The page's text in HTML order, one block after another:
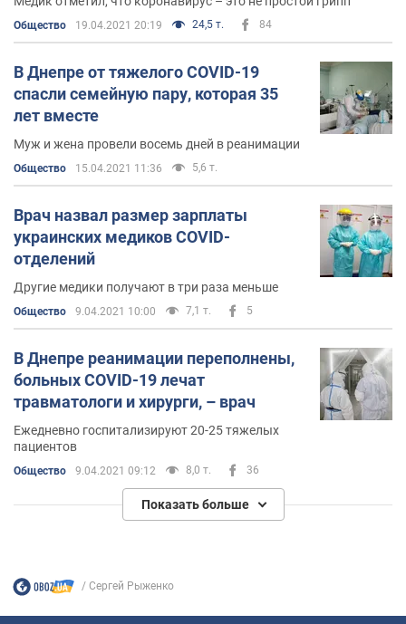
Общество 19.04.2021 20:19 24,5 т. 84
В Днепре от тяжелого СOVID-19
спасли семейную пару, которая 35
лет вместе
Муж и жена провели восемь дней в реанимации
Общество 15.04.2021 11:36 5,6 т.
Врач назвал размер зарплаты
украинских медиков COVID-
отделений
Другие медики получают в три раза меньше
Общество 9.04.2021 10:00 7,1 т. 5
В Днепре реанимации переполнены,
больных COVID-19 лечат
травматологи и хирурги, – врач
Ежедневно госпитализируют 20-25 тяжелых
пациентов
Общество 9.04.2021 09:12 8,0 т. 36
Показать больше
Сергей Рыженко